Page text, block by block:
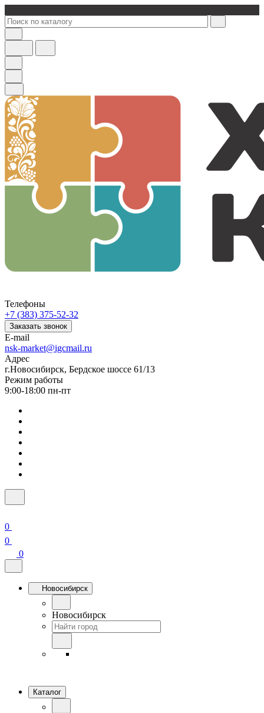
Телефоны
+7 (383) 375-52-32
Заказать звонок
E-mail
nsk-market@igcmail.ru
Адрес
г.Новосибирск, Бердское шоссе 61/13
Режим работы
9:00-18:00 пн-пт
0
0
0
Новосибирск
Новосибирск
Каталог